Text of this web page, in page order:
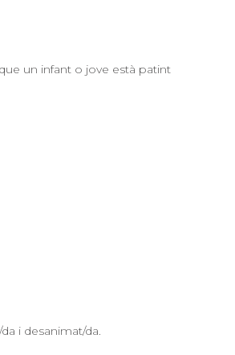
un infant o jove està patint
i desanimat/da.